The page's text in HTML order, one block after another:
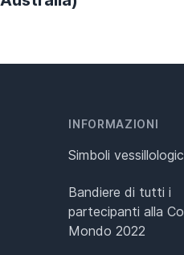
INFORMAZIONI
Simboli
Bandiere di tutti i
partecipanti alla
Mondo 2022